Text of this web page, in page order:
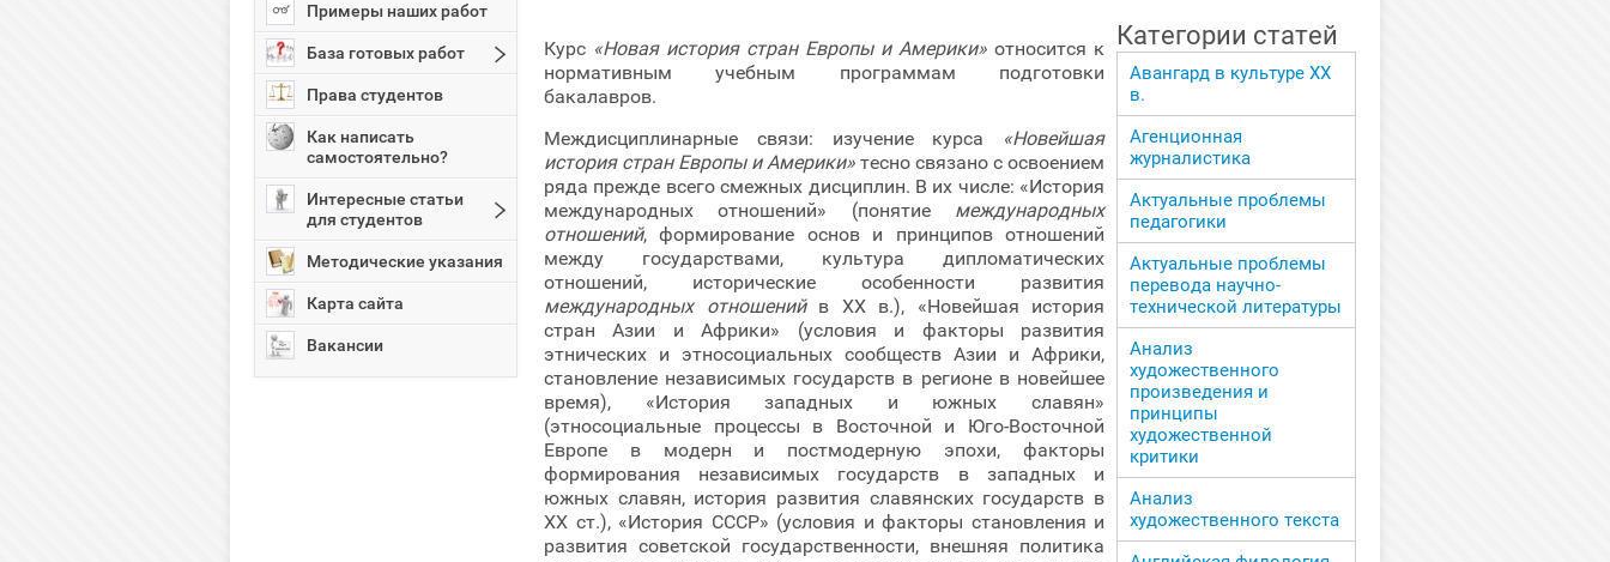
Примеры наших работ
База готовых работ
Права студентов
Как написать
самостоятельно?
Интересные статьи
для студентов
Методические указания
Карта сайта
Вакансии
Курс «Новая история стран Европы и Америки» относится к
нормативным учебным программам подготовки
бакалавров.
Междисциплинарные связи: изучение курса
«Новейшая
история стран Европы и Америки» тесно связано с освоением
ряда прежде всего смежных дисциплин. В их числе: «История
международных отношений» (понятие международных
отношений, формирование основ и принципов отношений
между государствами, культура дипломатических
отношений, исторические особенности развития
международных отношенийв ХХ в.), «Новейшая история
стран Азии и Африки» (условия и факторы развития
этнических и этносоциальных сообществ Азии и Африки,
становление независимых государств в регионе в новейшее
время), «История западных и южных славян»
(этносоциальные процессы в Восточной и Юго-Восточной
Европе в модерн и постмодерную эпохи, факторы
формирования независимых государств в западных и
южных славян, история развития славянских государств в
ХХ ст.), «История СССР» (условия и факторы становления и
развития советской государственности, внешняя политика
Категории статей
Авангард в культуре ХХ
в.
Агенционная
журналистика
Актуальные проблемы
педагогики
Актуальные проблемы
перевода научно-
технической литературы
Анализ
художественного
произведения и
принципы
художественной
критики
Анализ
художественного текста